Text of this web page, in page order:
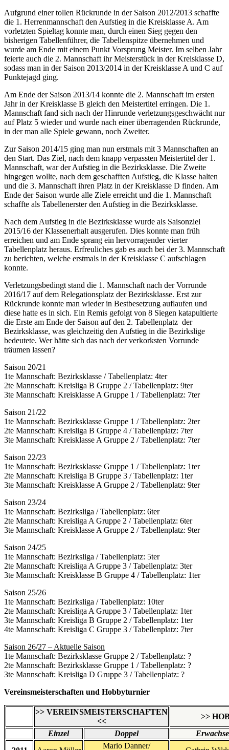
Aufgrund einer tollen Rückrunde in der Saison 2012/2013 schaffte
die 1. Herrenmannschaft den Aufstieg in die Kreisklasse A. Am
vorletzten Spieltag konnte man, durch einen Sieg gegen den
bisherigen Tabellenführer, die Tabellenspitze übernehmen und
wurde am Ende mit einem Punkt Vorsprung Meister. Im selben Jahr
feierte auch die 2. Mannschaft ihr Meisterstück in der Kreisklasse D,
sodass man in der Saison 2013/2014 in der Kreisklasse A und C auf
Punktejagd ging.
Am Ende der Saison 2013/14 konnte die 2. Mannschaft im ersten
Jahr in der Kreisklasse B gleich den Meistertitel erringen. Die 1.
Mannschaft fand sich nach der Hinrunde verletzungsgeschwächt nur
auf Platz 5 wieder und wurde nach einer überragenden Rückrunde,
in der man alle Spiele gewann, noch Zweiter.
Zur Saison 2014/15 ging man nun erstmals mit 3 Mannschaften an
den Start. Das Ziel, nach dem knapp verpassten Meistertitel der 1.
Mannschaft, war der Aufstieg in die Bezirksklasse. Die Zweite
hingegen wollte, nach dem geschafften Aufstieg, die Klasse halten
und die 3. Mannschaft ihren Platz in der Kreisklasse D finden. Am
Ende der Saison wurde alle Ziele erreicht und die 1. Mannschaft
schaffte als Tabellenerster den Aufstieg in die Bezirksklasse.
Nach dem Aufstieg in die Bezirksklasse wurde als Saisonziel
2015/16 der Klassenerhalt ausgerufen. Dies konnte man früh
erreichen und am Ende sprang ein hervorragender vierter
Tabellenplatz heraus. Erfreuliches gab es auch bei der 3. Mannschaft
zu berichten, welche erstmals in der Kreisklasse C aufschlagen
konnte.
Verletzungsbedingt stand die 1. Mannschaft nach der Vorrunde
2016/17 auf dem Relegationsplatz der Bezirksklasse. Erst zur
Rückrunde konnte man wieder in Bestbesetzung auflaufen und
diese hatte es in sich. Ein Remis gefolgt von 8 Siegen katapultierte
die Erste am Ende der Saison auf den 2. Tabellenplatz der
Bezirksklasse, was gleichzeitig den Aufstieg in die Bezirkslige
bedeutete. Wer hätte sich das nach der verkorksten Vorrunde
träumen lassen?
Saison 20/21
1te Mannschaft: Bezirksklasse / Tabellenplatz: 4ter
2te Mannschaft: Kreisliga B Gruppe 2 / Tabellenplatz: 9ter
3te Mannschaft: Kreisklasse A Gruppe 1 / Tabellenplatz: 7ter
Saison 21/22
1te Mannschaft: Bezirksklasse Gruppe 1 / Tabellenplatz: 2ter
2te Mannschaft: Kreisliga B Gruppe 4 / Tabellenplatz: 7ter
3te Mannschaft: Kreisklasse A Gruppe 2 / Tabellenplatz: 7ter
Saison 22/23
1te Mannschaft: Bezirksklasse Gruppe 1 / Tabellenplatz: 1ter
2te Mannschaft: Kreisliga B Gruppe 3 / Tabellenplatz: 1ter
3te Mannschaft: Kreisklasse A Gruppe 2 / Tabellenplatz: 9ter
Saison 23/24
1te Mannschaft: Bezirksliga / Tabellenplatz: 6ter
2te Mannschaft: Kreisliga A Gruppe 2 / Tabellenplatz: 6ter
3te Mannschaft: Kreisklasse A Gruppe 2 / Tabellenplatz: 9ter
Saison 24/25
1te Mannschaft: Bezirksliga / Tabellenplatz: 5ter
2te Mannschaft: Kreisliga A Gruppe 3 / Tabellenplatz: 3ter
3te Mannschaft: Kreisklasse B Gruppe 4 / Tabellenplatz: 1ter
Saison 25/26
1te Mannschaft: Bezirksliga / Tabellenplatz: 10ter
2te Mannschaft: Kreisliga A Gruppe 3 / Tabellenplatz: 1ter
3te Mannschaft: Kreisliga B Gruppe 2 / Tabellenplatz: 1ter
4te Mannschaft: Kreisliga C Gruppe 3 / Tabellenplatz: 7ter
Saison 26/27 – Aktuelle Saison
1te Mannschaft: Bezirksklasse Gruppe 2 / Tabellenplatz: ?
2te Mannschaft: Bezirksklasse Gruppe 1 / Tabellenplatz: ?
3te Mannschaft: Kreisliga D Gruppe 3 / Tabellenplatz: ?
Vereinsmeisterschaften und Hobbyturnier
>> VEREINSMEISTERSCHAFTEN
<<
>>
Einzel
Doppel
Mario Danner/